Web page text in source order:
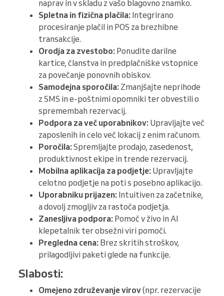
naprav in v skladu z vašo blagovno znamko.
Spletna in fizična plačila: Integrirano
procesiranje plačil in POS za brezhibne
transakcije.
Orodja za zvestobo: Ponudite darilne
kartice, članstva in predplačniške vstopnice
za povečanje ponovnih obiskov.
Samodejna sporočila: Zmanjšajte neprihode
z SMS in e-poštnimi opomniki ter obvestili o
spremembah rezervacij.
Podpora za več uporabnikov: Upravljajte več
zaposlenih in celo več lokacij z enim računom.
Poročila:Spremljajte prodajo, zasedenost,
produktivnost ekipe in trende rezervacij.
Mobilna aplikacija za podjetje: Upravljajte
celotno podjetje na poti s posebno aplikacijo.
Uporabniku prijazen: Intuitiven za začetnike,
a dovolj zmogljiv za rastoča podjetja.
Zanesljiva podpora: Pomoč v živo in AI
klepetalnik ter obsežni viri pomoči.
Pregledna cena: Brez skritih stroškov,
prilagodljivi paketi glede na funkcije.
Slabosti:
Omejeno združevanje virov(npr. rezervacije